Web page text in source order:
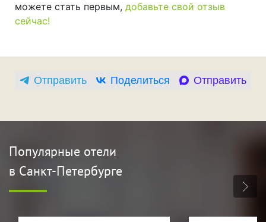
можете стать первым, добавьте свой отзыв
сейчас!
Отправить Поделиться Отправить
Популярные отели
в Санкт-Петербурге